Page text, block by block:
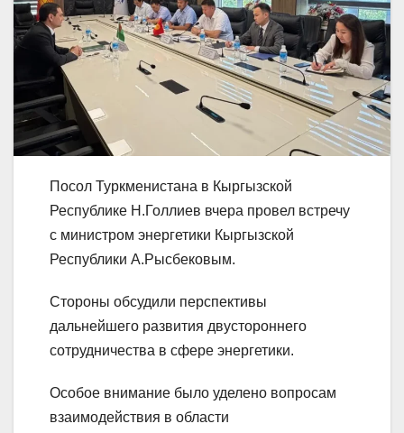
Посол Туркменистана в Кыргызской
Республике Н.Голлиев вчера провел встречу
с министром энергетики Кыргызской
Республики А.Рысбековым.
Стороны обсудили перспективы
дальнейшего развития двустороннего
сотрудничества в сфере энергетики.
Особое внимание было уделено вопросам
взаимодействия в области